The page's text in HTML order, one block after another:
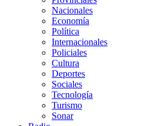
Nacionales
Economía
Política
Internacionales
Policiales
Cultura
Deportes
Sociales
Tecnología
Turismo
Sonar